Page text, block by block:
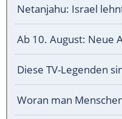
Netanjahu: Israel
Ab 10. August: Neue
Diese TV-Legenden
Woran man